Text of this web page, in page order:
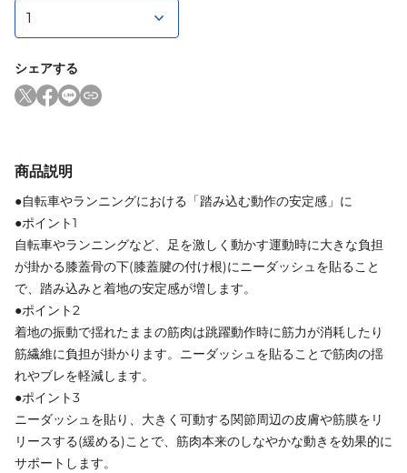
シェアする
商品説明
●自転車やランニングにおける「踏み込む動作の安定感」に
●ポイント1
自転車やランニングなど、足を激しく動かす運動時に大きな負担
が掛かる膝蓋骨の下(膝蓋腱の付け根)にニーダッシュを貼ること
で、踏み込みと着地の安定感が増します。
●ポイント2
着地の振動で揺れたままの筋肉は跳躍動作時に筋力が消耗したり
筋繊維に負担が掛かります。ニーダッシュを貼ることで筋肉の揺
れやブレを軽減します。
●ポイント3
ニーダッシュを貼り、大きく可動する関節周辺の皮膚や筋膜をリ
リースする(緩める)ことで、筋肉本来のしなやかな動きを効果的に
サポートします。